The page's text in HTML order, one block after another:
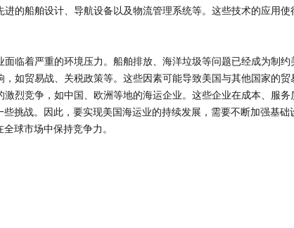
的船舶设计、导航设备以及物流管理系统等。这些技术的应用
临着严重的环境压力。船舶排放、海洋垃圾等问题已经成为制
如贸易战、关税政策等。这些因素可能导致美国与其他国家的
烈竞争，如中国、欧洲等地的海运企业。这些企业在成本、服
挑战。因此，要实现美国海运业的持续发展，需要不断加强基
球市场中保持竞争力。